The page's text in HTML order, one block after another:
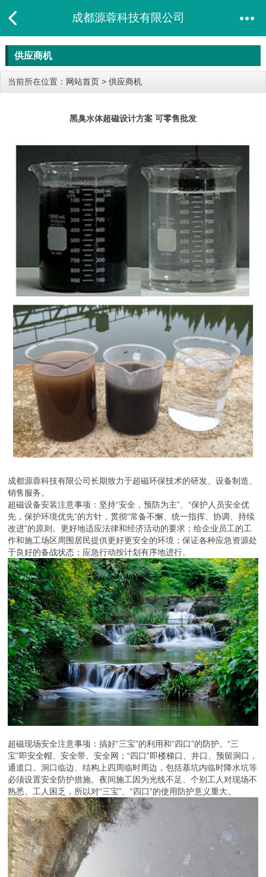
成都源蓉科技有限公司
供应商机
当前所在位置： 网站首页 > 供应商机
黑臭水体超磁设计方案 可零售批发
成都源蓉科技有限公司长期致力于超磁环保技术的研发、设备制造、
销售服务。
超磁设备安装注意事项：坚持“安全，预防为主”、“保护人员安全优
先，保护环境优先”的方针，贯彻“常备不懈、统一指挥、协调、持续
改进”的原则。更好地适应法律和经济活动的要求；给企业员工的工
作和施工场区周围居民提供更好更安全的环境；保证各种应急资源处
于良好的备战状态；应急行动按计划有序地进行。
超磁现场安全注意事项：搞好“三宝”的利用和“四口”的防护。“三
宝”即安全帽、安全带、安全网；“四口”即楼梯口、井口、预留洞口，
通道口。洞口临边、结构上四周临时周边，包括基坑内临时降水坑等
必须设置安全防护措施。夜间施工因为光线不足、个别工人对现场不
熟悉、工人困乏，所以对“三宝”、“四口”的使用防护意义重大。